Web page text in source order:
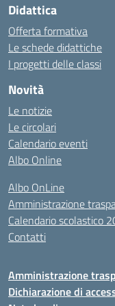
Didattica
Offerta formativa
Le schede didattiche
I progetti delle classi
Novità
Le notizie
Le circolari
Calendario eventi
Albo Online
Albo OnLine
Amministrazione
Calendario scolastico
Contatti
Amministrazione
Dichiarazione di